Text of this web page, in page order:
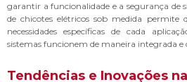
garantir a funcionalidade e a segurança de
de chicotes elétricos sob medida permite
necessidades específicas de cada
sistemas funcionem de maneira integrada e
Tendências e Inovações